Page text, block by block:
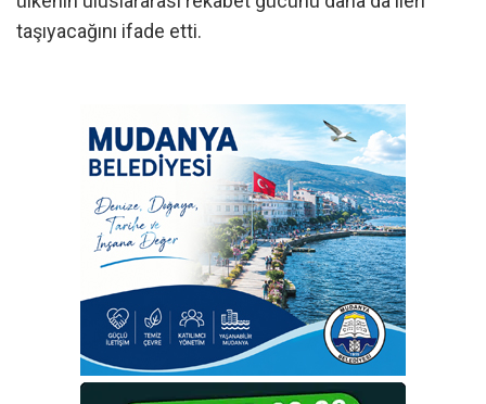
taşıyacağını ifade etti.